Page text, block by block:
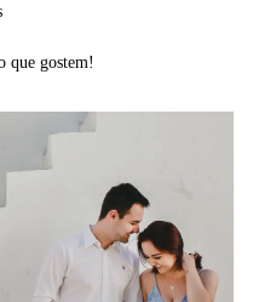
que gostem!